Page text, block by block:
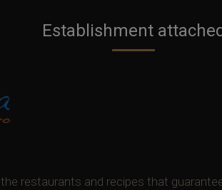
Establishment attached
restaurants and recipes that